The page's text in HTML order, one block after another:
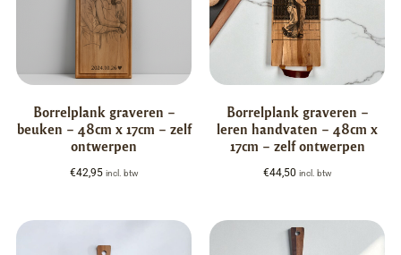
Borrelplank graveren –
beuken – 48cm x 17cm – zelf
ontwerpen
€42,95 incl. btw
Borrelplank graveren –
leren handvaten – 48cm x
17cm – zelf ontwerpen
€44,50 incl. btw